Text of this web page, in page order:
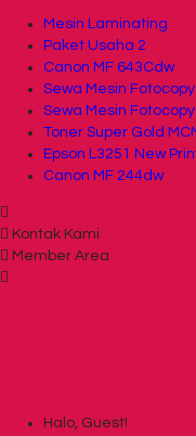
Mesin Laminating
Paket Usaha 2
Canon MF 643Cdw
Sewa Mesin
Sewa Mesin
Toner Super Gold
Epson L3251 New
Canon MF 244dw
Kontak Kami
Member Area
Halo, Guest!